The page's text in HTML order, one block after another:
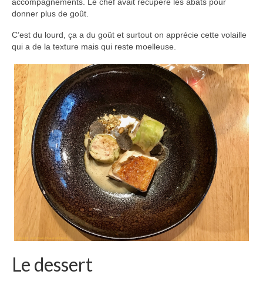
donner plus de goût.
C’est du lourd, ça a du goût et surtout on apprécie cette volaille
qui a de la texture mais qui reste moelleuse.
Le dessert